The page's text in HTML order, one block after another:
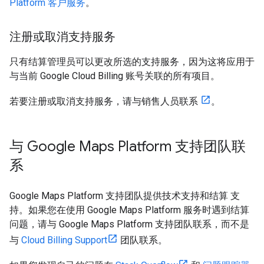
Platform 客户服务。
注册或取消支持服务
只有结算管理员可以更改所选的支持服务，因为这将应用于
与当前 Google Cloud Billing 账号关联的所有项目。
若要注册或取消支持服务，请与销售人员联系 。
与 Google Maps Platform 支持团队联
系
Google Maps Platform 支持团队提供技术支持和结算 支
持。如果您在使用 Google Maps Platform 服务时遇到结算
问题，请与 Google Maps Platform 支持团队联系，而不是
与 Cloud Billing Support 团队联系。